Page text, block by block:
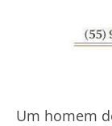
Um homem